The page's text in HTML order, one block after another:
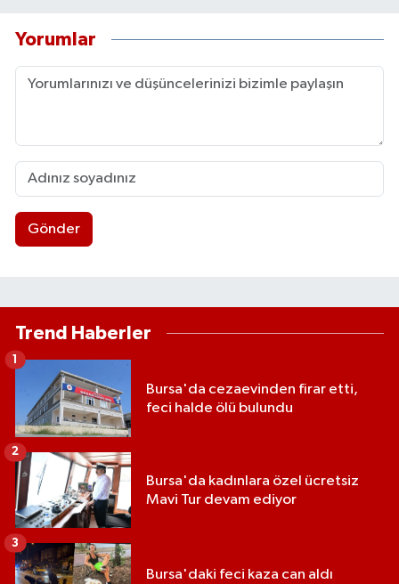
Yorumlar
Gönder
Trend Haberler
Bursa'da cezaevinden firar etti,
feci halde ölü bulundu
1
Bursa'da kadınlara özel ücretsiz
Mavi Tur devam ediyor
2
Bursa'daki feci kaza can aldı
3